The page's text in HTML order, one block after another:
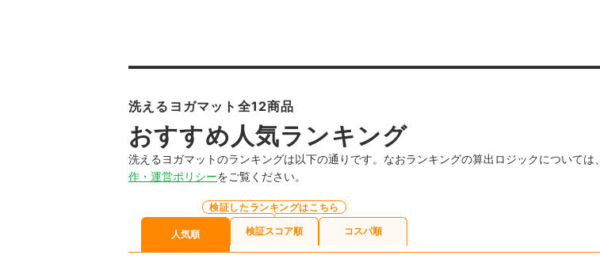
洗えるヨガマット全12商品
おすすめ人気ランキング
洗えるヨガマットのランキングは以下の通りです。なおランキングの算出ロジックについては、
作・運営ポリシーをご覧ください。
人気順
検証したランキングはこちら
検証スコア順 コスパ順